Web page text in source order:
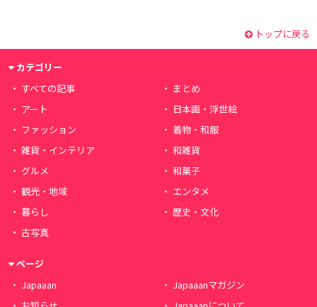
トップに戻る
カテゴリー
すべての記事
まとめ
アート
日本画・浮世絵
ファッション
着物・和服
雑貨・インテリア
和雑貨
グルメ
和菓子
観光・地域
エンタメ
暮らし
歴史・文化
古写真
ページ
Japaaan
Japaaanマガジン